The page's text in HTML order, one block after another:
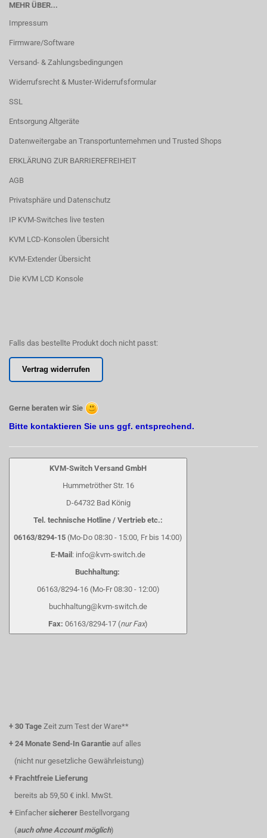
MEHR ÜBER...
Impressum
Firmware/Software
Versand- & Zahlungsbedingungen
Widerrufsrecht & Muster-Widerrufsformular
SSL
Entsorgung Altgeräte
Datenweitergabe an Transportunternehmen und Trusted Shops
ERKLÄRUNG ZUR BARRIEREFREIHEIT
AGB
Privatsphäre und Datenschutz
IP KVM-Switches live testen
KVM LCD-Konsolen Übersicht
KVM-Extender Übersicht
Die KVM LCD Konsole
Falls das bestellte Produkt doch nicht passt:
Vertrag widerrufen
Gerne beraten wir Sie
Bitte kontaktieren Sie uns ggf. entsprechend.
KVM-Switch Versand GmbH
Hummetröther Str. 16
D-64732 Bad König
Tel. technische Hotline / Vertrieb etc.:
06163/8294-15 (Mo-Do 08:30 - 15:00, Fr bis 14:00)
E-Mail : info@kvm-switch.de
Buchhaltung:
06163/8294-16 (Mo-Fr 08:30 - 12:00)
buchhaltung@kvm-switch.de
Fax: 06163/8294-17 (nur Fax)
+ 30 Tage Zeit zum Test der Ware**
+ 24 Monate Send-In Garantie auf alles
(nicht nur gesetzliche Gewährleistung)
+ Frachtfreie Lieferung
bereits ab 59,50 € inkl. MwSt.
+ Einfacher sicherer Bestellvorgang
(auch ohne Account möglich)